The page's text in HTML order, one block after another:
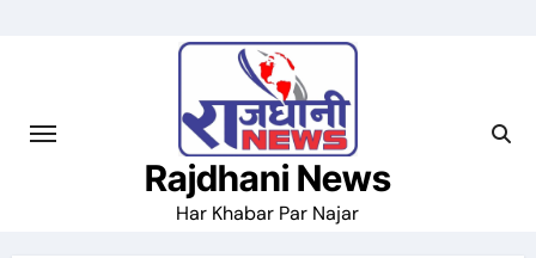
Rajdhani News
Har Khabar Par Najar